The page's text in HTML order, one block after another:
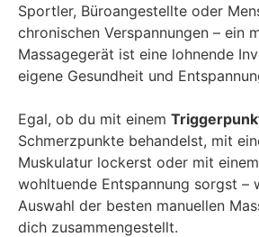
Sportler, Büroangestellte oder
chronischen Verspannungen – ein
Massagegerät ist eine lohnende
eigene Gesundheit und
Egal, ob du mit einem
Schmerzpunkte behandelst, mit
Muskulatur lockerst oder mit einem
wohltuende Entspannung sorgst –
Auswahl der besten manuellen
dich zusammengestellt.